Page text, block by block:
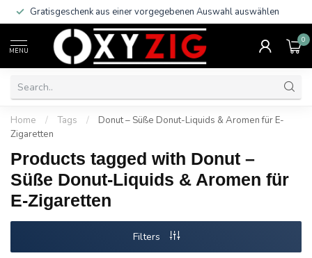
Gratisgeschenk aus einer vorgegebenen Auswahl auswählen
MENU
0
Home / Tags /
Donut – Süße Donut-Liquids & Aromen für E-
Zigaretten
Products tagged with Donut –
Süße Donut-Liquids & Aromen für
E-Zigaretten
Filters